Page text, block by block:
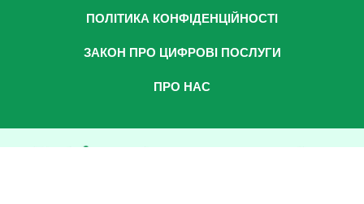
ПОЛІТИКА КОНФІДЕНЦІЙНОСТІ
ЗАКОН ПРО ЦИФРОВІ ПОСЛУГИ
ПРО НАС